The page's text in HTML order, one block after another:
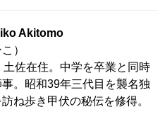
Akitomo
）
佐在住。中学を卒業と同時
。昭和39年三代目を襲名独
ね歩き甲伏の秘伝を修得。